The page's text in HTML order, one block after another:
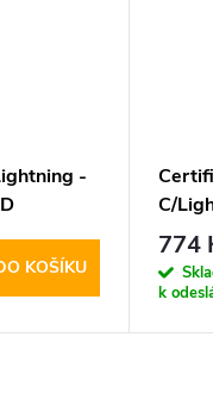
-
KOŠÍKU
C/
25cm
774
k